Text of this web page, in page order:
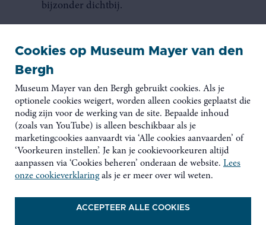
Cookies op Museum Mayer van den
Bergh
Museum Mayer van den Bergh gebruikt cookies. Als je
optionele cookies weigert, worden alleen cookies geplaatst die
nodig zijn voor de werking van de site. Bepaalde inhoud
(zoals van YouTube) is alleen beschikbaar als je
marketingcookies aanvaardt via ‘Alle cookies aanvaarden’ of
‘Voorkeuren instellen’. Je kan je cookievoorkeuren altijd
aanpassen via ‘Cookies beheren’ onderaan de website. Lees
onze cookieverklaringals je er meer over wil weten.
ACCEPTEER ALLE COOKIES
bijzonder dichtbij.
Praktische info
intiem concert Virago Symphonic Orchestra
workshop lampion maken: 17-18.45 uur
herdenkingsmoment met lichtjes: 19 uur stipt
bezoek expo: doorlopend
troostend samenzijn: doorlopend
Maagdenhuis: Lange Gasthuisstraat 33, 2000
Antwerpen
gratis toegang en deelname